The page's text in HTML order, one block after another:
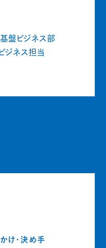
盤ビジネス部
ジネス担当
け・決め手